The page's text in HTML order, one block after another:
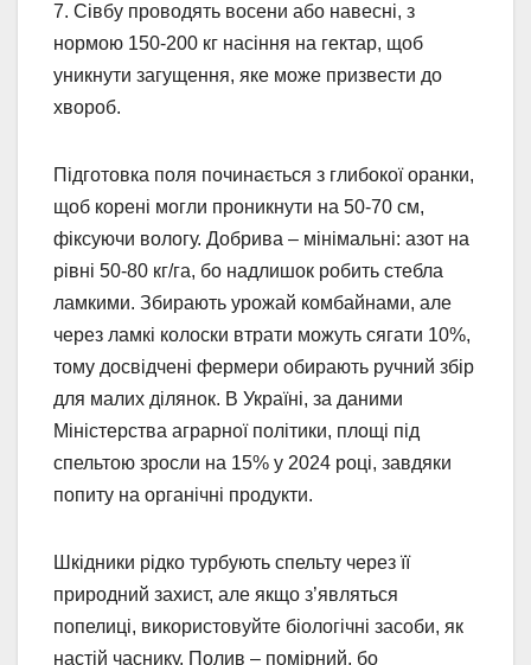
7. Сівбу проводять восени або навесні, з
нормою 150-200 кг насіння на гектар, щоб
уникнути загущення, яке може призвести до
хвороб.
Підготовка поля починається з глибокої оранки,
щоб корені могли проникнути на 50-70 см,
фіксуючи вологу. Добрива – мінімальні: азот на
рівні 50-80 кг/га, бо надлишок робить стебла
ламкими. Збирають урожай комбайнами, але
через ламкі колоски втрати можуть сягати 10%,
тому досвідчені фермери обирають ручний збір
для малих ділянок. В Україні, за даними
Міністерства аграрної політики, площі під
спельтою зросли на 15% у 2024 році, завдяки
попиту на органічні продукти.
Шкідники рідко турбують спельту через її
природний захист, але якщо з’являться
попелиці, використовуйте біологічні засоби, як
настій часнику. Полив – помірний, бо